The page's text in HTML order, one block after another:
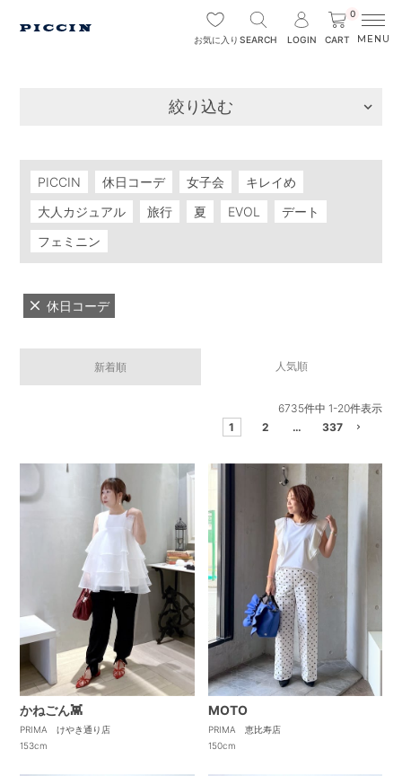
お気に入り SEARCH LOGIN
0
CART
絞り込む
PICCIN 休日コーデ 女子会
キレイめ
大人カジュアル
旅行 夏 EVOL
デート
フェミニン
休日コーデ
新着順 人気順
6735件中 1-20件表示
1
2 … 337
かねごん👾
PRIMA けやき通り店
153cm
MOTO
PRIMA 恵比寿店
150cm